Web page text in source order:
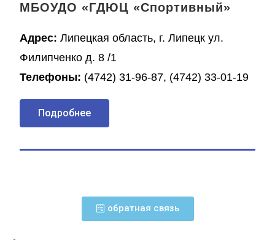
МБОУДО «ГДЮЦ «Спортивный»
Адрес: Липецкая область, г. Липецк ул.
Филипченко д. 8 /1
Телефоны: (4742) 31-96-87, (4742) 33-01-19
Подробнее
обратная связь